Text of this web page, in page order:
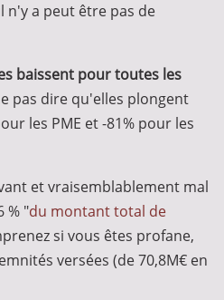
a peut être pas de
baissent pour toutes les
pas dire qu'elles plongent
les PME et -81% pour les
et vraisemblablement mal
% "du montant total de
si vous êtes profane,
versées (de 70,8M€ en